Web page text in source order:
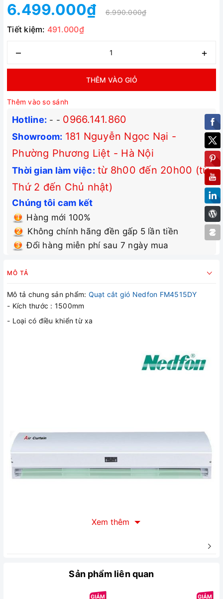
6.499.000₫ 6.990.000₫
Tiết kiệm: 491.000₫
– +
THÊM VÀO GIỎ
Thêm vào so sánh
Hotline: - - 0966.141.860
Showroom: 181 Nguyễn Ngọc Nại -
Phường Phương Liệt - Hà Nội
Thời gian làm việc: từ 8h00 đến 20h00 (từ
Thứ 2 đến Chủ nhật)
Chúng tôi cam kết
Hàng mới 100%
Không chính hãng đền gấp 5 lần tiền
Đổi hàng miễn phí sau 7 ngày mua
MÔ TẢ
Mô tả chung sản phẩm: Quạt cắt gió Nedfon FM4515DY
- Kích thước : 1500mm
- Loại có điều khiển từ xa
Xem thêm
Sản phẩm liên quan